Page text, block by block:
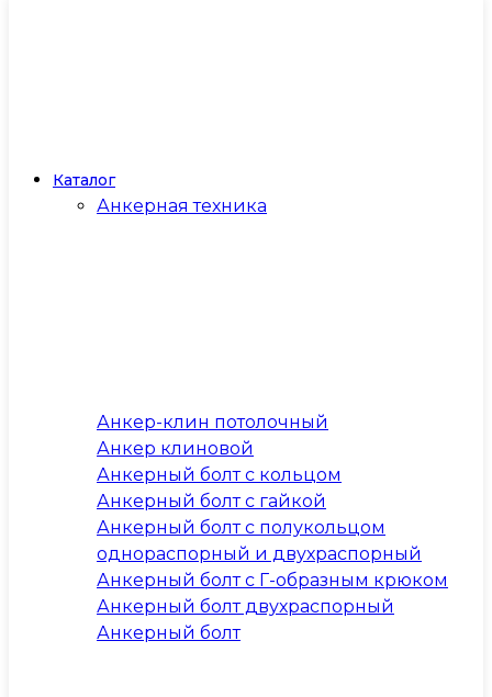
Каталог
Анкерная техника
Анкер-клин потолочный
Анкер клиновой
Анкерный болт с кольцом
Анкерный болт с гайкой
Анкерный болт с полукольцом
однораспорный и двухраспорный
Анкерный болт с Г-образным крюком
Анкерный болт двухраспорный
Анкерный болт